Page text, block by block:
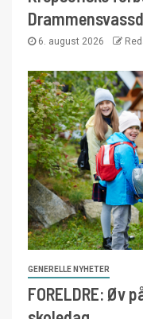
6. august 2026
GENERELLE NYHETER
FORELDRE: Øv